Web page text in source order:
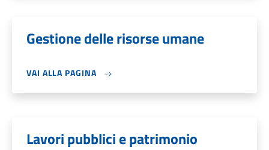
Gestione delle risorse umane
VAI ALLA PAGINA
Lavori pubblici e patrimonio